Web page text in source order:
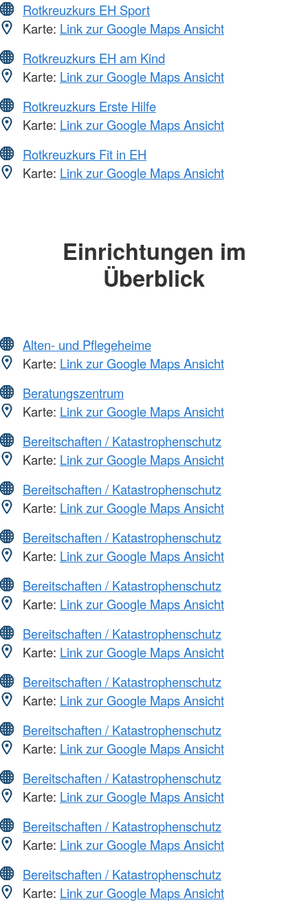
Rotkreuzkurs EH Sport
Karte: Link zur Google Maps Ansicht
Rotkreuzkurs EH am Kind
Karte: Link zur Google Maps Ansicht
Rotkreuzkurs Erste Hilfe
Karte: Link zur Google Maps Ansicht
Rotkreuzkurs Fit in EH
Karte: Link zur Google Maps Ansicht
Einrichtungen im
Überblick
Alten- und Pflegeheime
Karte: Link zur Google Maps Ansicht
Beratungszentrum
Karte: Link zur Google Maps Ansicht
Bereitschaften / Katastrophenschutz
Karte: Link zur Google Maps Ansicht
Bereitschaften / Katastrophenschutz
Karte: Link zur Google Maps Ansicht
Bereitschaften / Katastrophenschutz
Karte: Link zur Google Maps Ansicht
Bereitschaften / Katastrophenschutz
Karte: Link zur Google Maps Ansicht
Bereitschaften / Katastrophenschutz
Karte: Link zur Google Maps Ansicht
Bereitschaften / Katastrophenschutz
Karte: Link zur Google Maps Ansicht
Bereitschaften / Katastrophenschutz
Karte: Link zur Google Maps Ansicht
Bereitschaften / Katastrophenschutz
Karte: Link zur Google Maps Ansicht
Bereitschaften / Katastrophenschutz
Karte: Link zur Google Maps Ansicht
Bereitschaften / Katastrophenschutz
Karte: Link zur Google Maps Ansicht